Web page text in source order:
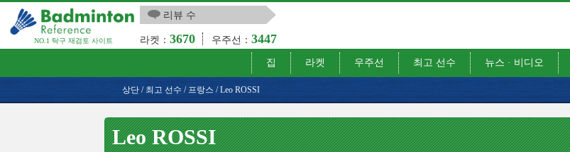
NO.1 탁구 재검토 사이트
리뷰 수
라켓：3670 우주선：3447
집 라켓 우주선 최고 선수 뉴스 · 비디오
상단 / 최고 선수 / 프랑스 /Leo ROSSI
Leo ROSSI